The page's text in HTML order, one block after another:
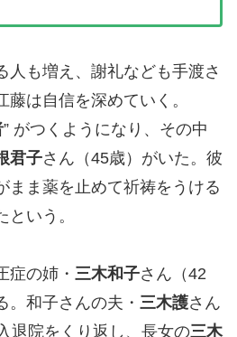
人も増え、謝礼なども手渡さ
は自信を深めていく。
” がつくようになり、その中
君子さん（45歳）がいた。彼
まま薬を止めて祈祷をうける
という。
症の姉・ 三木和子さん（42
。和子さんの夫・ 三木護さん
退院をくり返し、長女の三木